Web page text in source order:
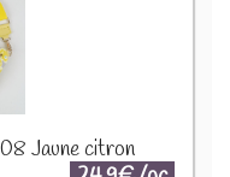
Jaune citron